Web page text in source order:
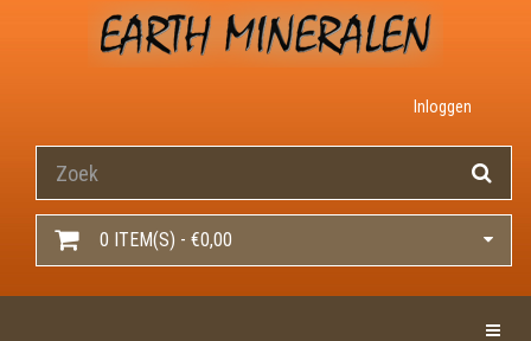
Inloggen
0 ITEM(S) - €0,00